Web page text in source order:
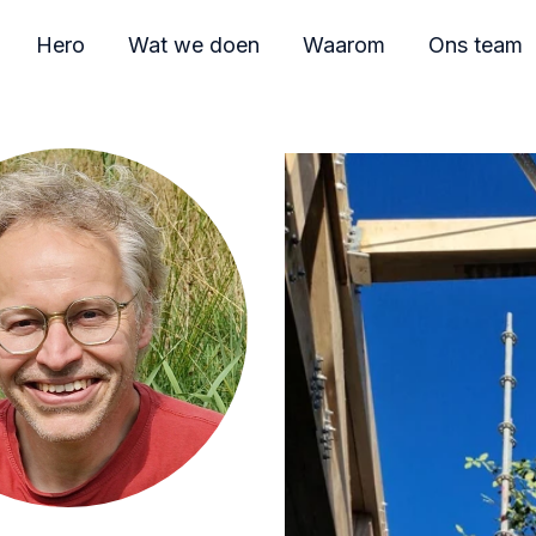
Hero Wat we doen Waarom Ons team